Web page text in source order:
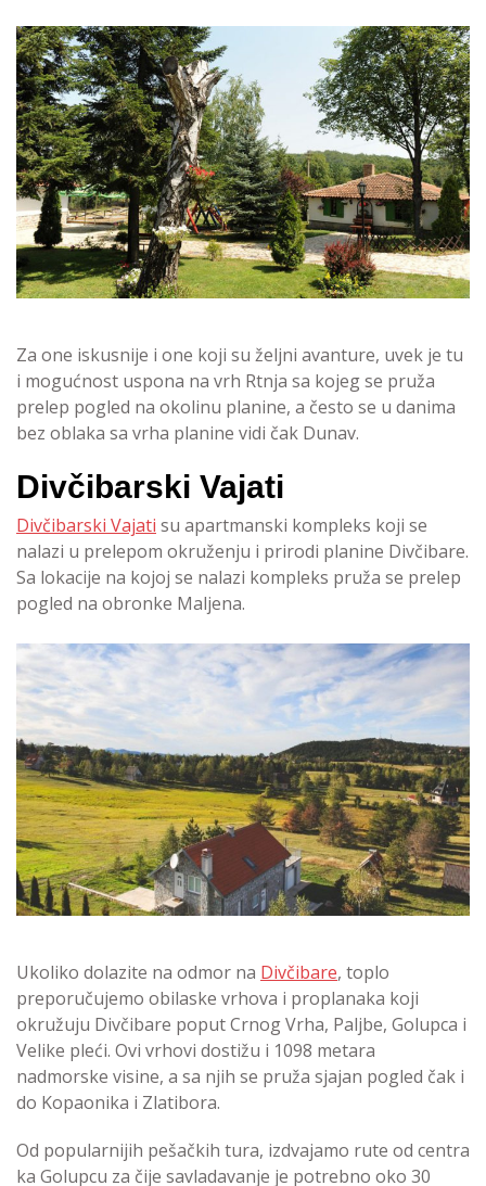
Za one iskusnije i one koji su željni avanture, uvek je tu
i mogućnost uspona na vrh Rtnja sa kojeg se pruža
prelep pogled na okolinu planine, a često se u danima
bez oblaka sa vrha planine vidi čak Dunav.
Divčibarski Vajati
Divčibarski Vajati su apartmanski kompleks koji se
nalazi u prelepom okruženju i prirodi planine Divčibare.
Sa lokacije na kojoj se nalazi kompleks pruža se prelep
pogled na obronke Maljena.
Ukoliko dolazite na odmor na Divčibare, toplo
preporučujemo obilaske vrhova i proplanaka koji
okružuju Divčibare poput Crnog Vrha, Paljbe, Golupca i
Velike pleći. Ovi vrhovi dostižu i 1098 metara
nadmorske visine, a sa njih se pruža sjajan pogled čak i
do Kopaonika i Zlatibora.
Od popularnijih pešačkih tura, izdvajamo rute od centra
ka Golupcu za čije savladavanje je potrebno oko 30